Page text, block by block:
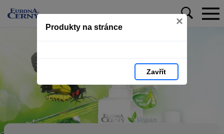
Produkty na stránce ×
Zavřít